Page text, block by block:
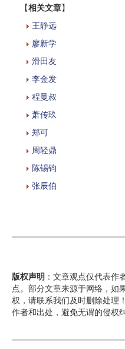
【相关文章】
王静远
廖新学
滑田友
李金发
程曼叔
萧传玖
郑可
周轻鼎
陈锡钧
张辰伯
版权声明 ：文章观点仅代表作
点。部分文章来源于网络，如
权，请联系我们及时删除处理
作者和出处，避免无谓的侵权纠